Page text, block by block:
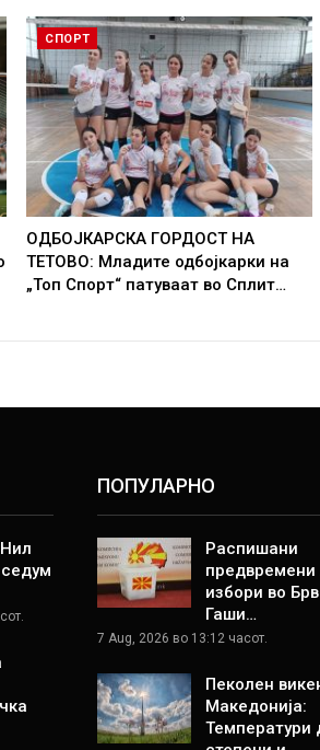
СПОРТ
ОДБОЈКАРСКА ГОРДОСТ НА
ТЕТОВО: Младите одбојкарки на
„Топ Спорт“ патуваат во Сплит…
ПОПУЛАРНО
Распишани
предвремени
избори во
Гаши…
7 Aug, 2026 во 13:12 часот.
Пеколен
Македонија:
Температури